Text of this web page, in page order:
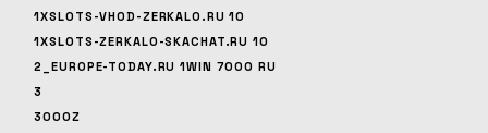
1XSLOTS-VHOD-ZERKALO.RU 10
1XSLOTS-ZERKALO-SKACHAT.RU 10
2_EUROPE-TODAY.RU 1WIN 7000 RU
3
3000Z